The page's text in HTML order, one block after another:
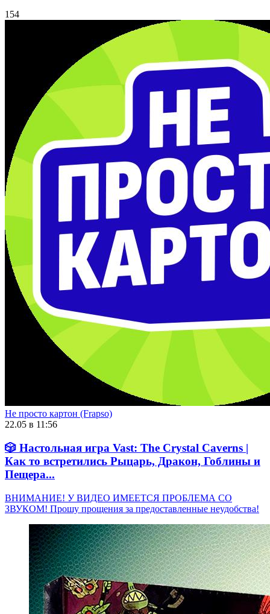
154
Не просто картон (Frapso)
22.05 в 11:56
🎲 Настольная игра Vast: The Crystal Caverns |
Как то встретились Рыцарь, Дракон, Гоблины и
Пещера...
ВНИМАНИЕ! У ВИДЕО ИМЕЕТСЯ ПРОБЛЕМА СО
ЗВУКОМ! Прошу прощения за предоставленные неудобства!